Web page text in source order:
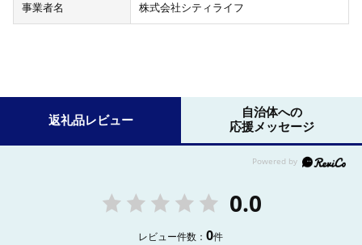
事業者名 株式会社シティライフ
返礼品レビュー
自治体への
応援メッセージ
0.0
レビュー件数：0件